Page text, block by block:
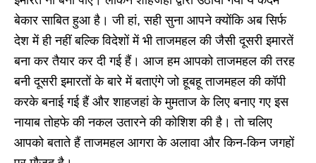
बेकार साबित हुआ है। जी हां, सही सुना आपने क्योंकि अब सिर्फ
देश में ही नहीं बल्कि विदेशों में भी ताजमहल की जैसी दूसरी इमारतें
बना कर तैयार कर दी गई हैं। आज हम आपको ताजमहल की तरह
बनी दूसरी इमारतों के बारे में बताएंगे जो हूबहू ताजमहल की कॉपी
करके बनाई गई हैं और शाहजहां के मुमताज के लिए बनाए गए इस
नायाब तोहफे की नकल उतारने की कोशिश की है। तो चलिए
आपको बताते हैं ताजमहल आगरा के अलावा और किन-किन जगहों